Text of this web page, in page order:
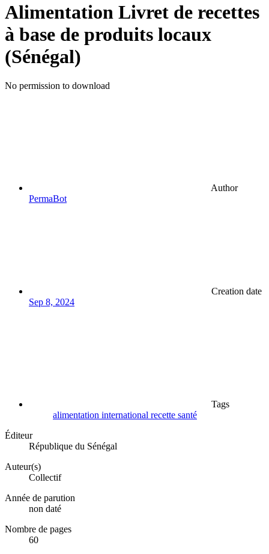
Alimentation Livret de recettes
à base de produits locaux
(Sénégal)
No permission to download
Author
PermaBot
Creation date
Sep 8, 2024
Tags
alimentation international recette santé
Éditeur
République du Sénégal
Auteur(s)
Collectif
Année de parution
non daté
Nombre de pages
60